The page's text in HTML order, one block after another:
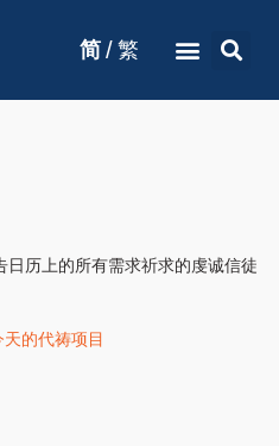
简 / 繁
历上的所有需求祈求的虔诚信徒
的代祷项目